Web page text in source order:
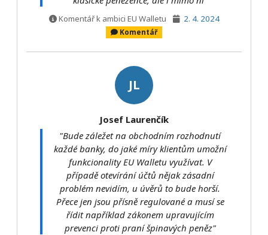
Komentář k ambici EU Walletu 2. 4. 2024
Komentář
JL
Josef Laurenčík
"Bude záležet na obchodním rozhodnutí
každé banky, do jaké míry klientům umožní
funkcionality EU Walletu využívat. V
případě otevírání účtů nějak zásadní
problém nevidím, u úvěrů to bude horší.
Přece jen jsou přísně regulované a musí se
řídit například zákonem upravujícím
prevenci proti praní špinavých peněz"